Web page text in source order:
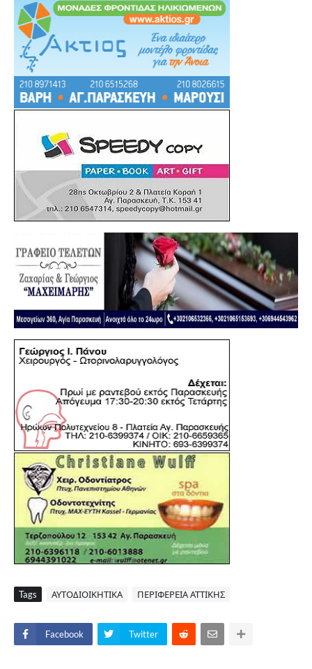
Tags ΑΥΤΟΔΙΟΙΚΗΤΙΚΑ ΠΕΡΙΦΕΡΕΙΑ ΑΤΤΙΚΗΣ
Facebook Twitter